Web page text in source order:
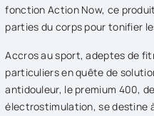
fonction Action Now, ce
parties du corps pour tonifier
Accros au sport, adeptes de
particuliers en quête de
antidouleur, le premium 400,
électrostimulation, se destine